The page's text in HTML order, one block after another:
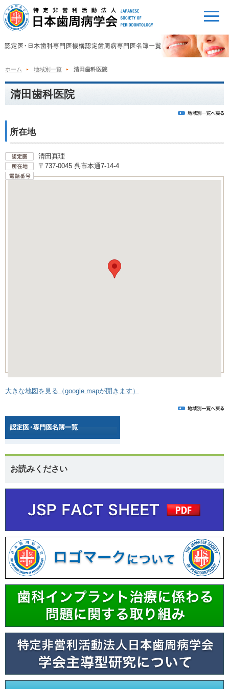
ホーム 地域別一覧 清田歯科医院
清田歯科医院
所在地
清田真理
〒737-0045 呉市本通7-14-4
大きな地図を見る（google mapが開きます）
お読みください